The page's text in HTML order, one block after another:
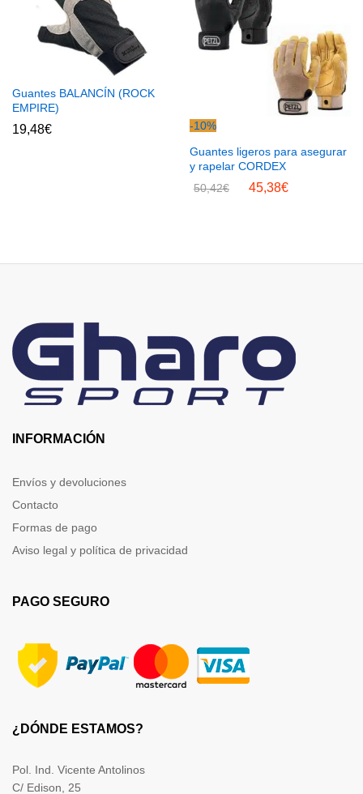
Guantes BALANCÍN (ROCK
EMPIRE)
19,48€ -10%
Guantes ligeros para asegurar
y rapelar CORDEX
50,42€ 45,38€
INFORMACIÓN
Envíos y devoluciones
Contacto
Formas de pago
Aviso legal y política de privacidad
PAGO SEGURO
¿DÓNDE ESTAMOS?
Pol. Ind. Vicente Antolinos
C/ Edison, 25